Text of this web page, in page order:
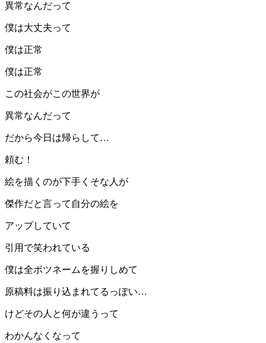
異常なんだって
僕は大丈夫って
僕は正常
僕は正常
この社会がこの世界が
異常なんだって
だから今日は帰らして…
頼む！
絵を描くのが下手くそな人が
傑作だと言って自分の絵を
アップしていて
引用で笑われている
僕は全ボツネームを握りしめて
原稿料は振り込まれてるっぽい…
けどその人と何が違うって
わかんなくなって